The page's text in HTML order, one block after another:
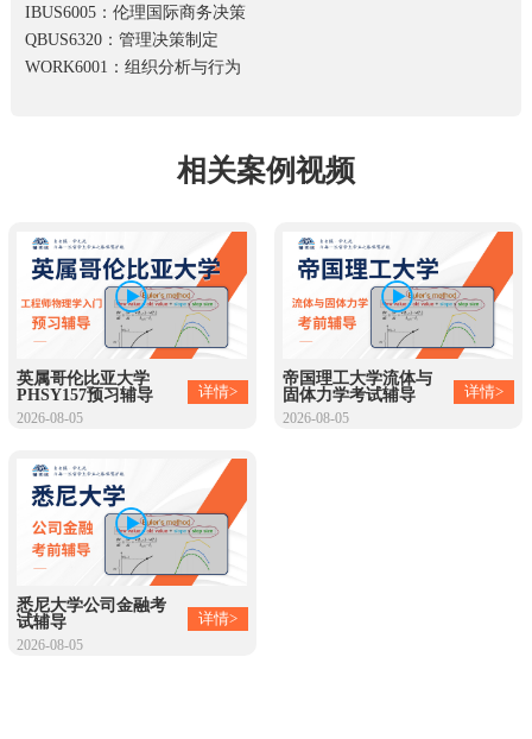
IBUS6005：伦理国际商务决策
QBUS6320：管理决策制定
WORK6001：组织分析与行为
相关案例视频
英属哥伦比亚大学
PHSY157预习辅导
2026-08-05
详情>
帝国理工大学流体与
固体力学考试辅导
2026-08-05
详情>
悉尼大学公司金融考
试辅导
2026-08-05
详情>